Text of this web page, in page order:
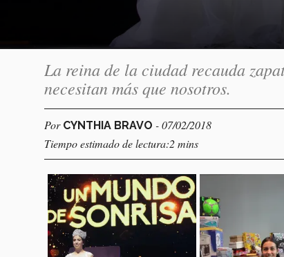
La reina de la ciudad recauda
necesitan más que nosotros.
Por CYNTHIA BRAVO - 07/02/2018
Tiempo estimado de lectura:2 mins